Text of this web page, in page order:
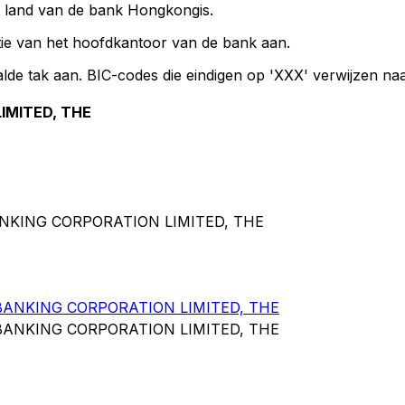
van de bank Hongkongis.
van het hoofdkantoor van de bank aan.
tak aan. BIC-codes die eindigen op 'XXX' verwijzen
THE
CORPORATION LIMITED, THE
CORPORATION LIMITED, THE
CORPORATION LIMITED, THE